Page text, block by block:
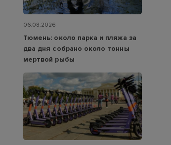
06.08.2026
Тюмень: около парка и пляжа за
два дня собрано около тонны
мертвой рыбы